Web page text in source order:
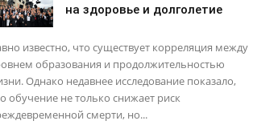
на здоровье и долголетие
известно, что существует корреляция между
образования и продолжительностью
Однако недавнее исследование показало,
обучение не только снижает риск
смерти, но...